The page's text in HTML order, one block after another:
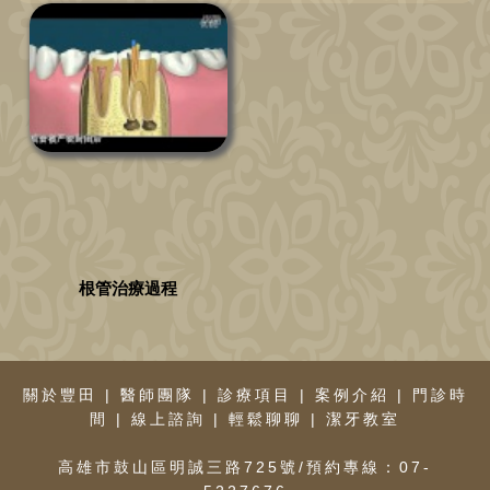
根管治療過程
關於豐田 | 醫師團隊 | 診療項目 | 案例介紹 |
門診時
間
| 線上諮詢 | 輕鬆聊聊 | 潔牙教室
高雄市鼓山區明誠三路725號/預約專線：07-